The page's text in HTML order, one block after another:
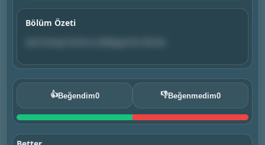
Bölüm Özeti
👍Beğendim0 👎Beğenmedim0